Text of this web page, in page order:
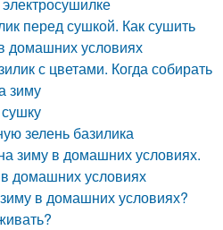
перед сушкой. Как сушить
домашних условиях
с цветами. Когда собирать
зиму
зелень базилика
зиму в домашних условиях.
в домашних условиях
зиму в домашних условиях?